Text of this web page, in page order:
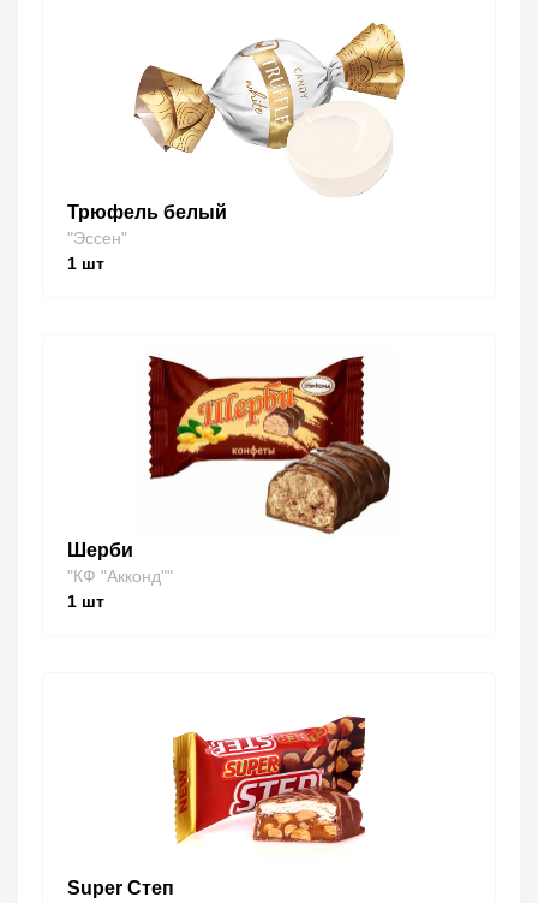
Трюфель белый
"Эссен"
1 шт
Шерби
"КФ "Акконд""
1 шт
Super Степ